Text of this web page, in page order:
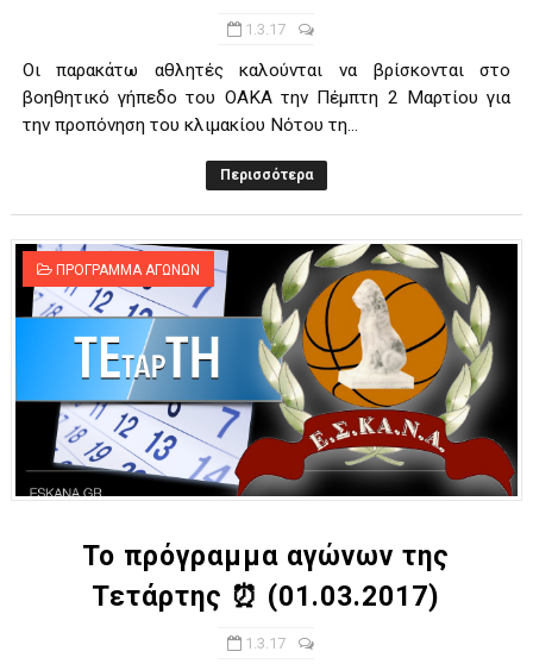
1.3.17
Οι παρακάτω αθλητές καλούνται να βρίσκονται στο
βοηθητικό γήπεδο του ΟΑΚΑ την Πέμπτη 2 Μαρτίου για
την προπόνηση του κλιμακίου Νότου τη...
Περισσότερα
ΠΡΟΓΡΑΜΜΑ ΑΓΩΝΩΝ
Το πρόγραμμα αγώνων της
Τετάρτης ⏰ (01.03.2017)
1.3.17